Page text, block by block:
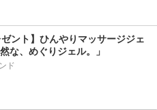
ゼント】ひんやりマッサージジェ
な、めぐりジェル。」
ド